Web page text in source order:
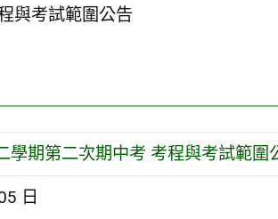
與考試範圍公告
學期第二次期中考 考程與考試範圍
日